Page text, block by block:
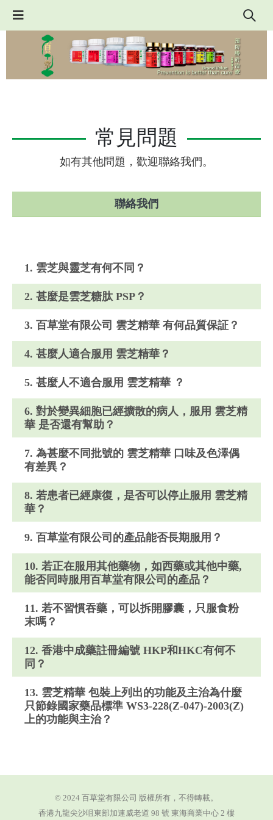
常見問題
如有其他問題，歡迎聯絡我們。
聯絡我們
1. 雲芝與靈芝有何不同？
2. 甚麼是雲芝糖肽 PSP？
3. 百草堂有限公司 雲芝精華 有何品質保証？
4. 甚麼人適合服用 雲芝精華？
5. 甚麼人不適合服用 雲芝精華 ？
6. 對於變異細胞已經擴散的病人，服用 雲芝精
華 是否還有幫助？
7. 為甚麼不同批號的 雲芝精華 口味及色澤偶
有差異？
8. 若患者已經康復，是否可以停止服用 雲芝精
華？
9. 百草堂有限公司的產品能否長期服用？
10. 若正在服用其他藥物，如西藥或其他中藥,
能否同時服用百草堂有限公司的產品？
11. 若不習慣吞藥，可以拆開膠囊，只服食粉
末嗎？
12. 香港中成藥註冊編號 HKP和HKC有何不
同？
13. 雲芝精華 包裝上列出的功能及主治為什麼
只節錄國家藥品標準 WS3-228(Z-047)-2003(Z)
上的功能與主治？
© 2024 百草堂有限公司 版權所有，不得轉載。
香港九龍尖沙咀東部加連威老道 98 號 東海商業中心 2 樓